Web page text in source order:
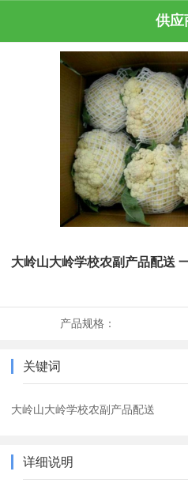
供应
大岭山大岭学校农副产品配送
产品规格：
关键词
大岭山大岭学校农副产品配送
详细说明